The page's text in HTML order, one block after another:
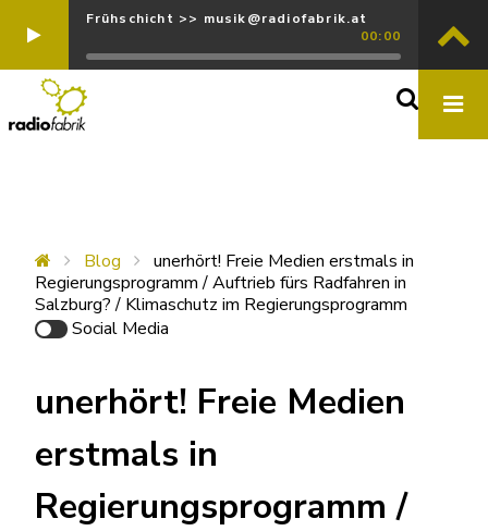
Frühschicht >> musik@radiofabrik.at
00:00
Blog
unerhört! Freie Medien erstmals in
Regierungsprogramm / Auftrieb fürs Radfahren in
Salzburg? / Klimaschutz im Regierungsprogramm
Social Media
unerhört! Freie Medien
erstmals in
Regierungsprogramm /